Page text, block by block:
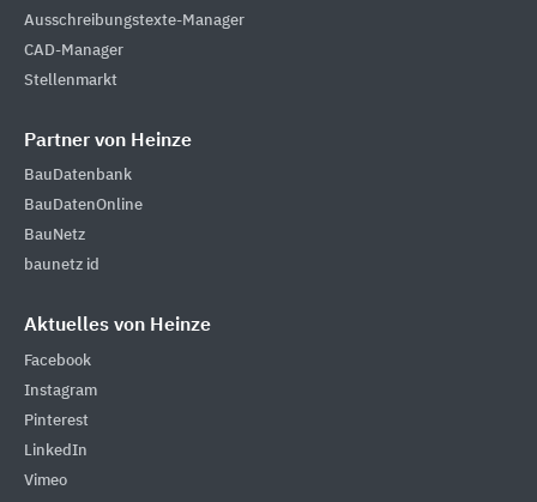
Ausschreibungstexte-Manager
CAD-Manager
Stellenmarkt
Partner von Heinze
BauDatenbank
BauDatenOnline
BauNetz
baunetz id
Aktuelles von Heinze
Facebook
Instagram
Pinterest
LinkedIn
Vimeo